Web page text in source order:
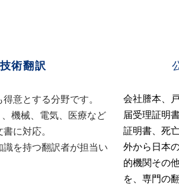
​技術翻訳
意とする分野です。
機械、電気、医療など
に対応。
識を持つ翻訳者が担当い
会社謄本、
届受理証明
証明書、死
外から日本
的機関その
を、専門の